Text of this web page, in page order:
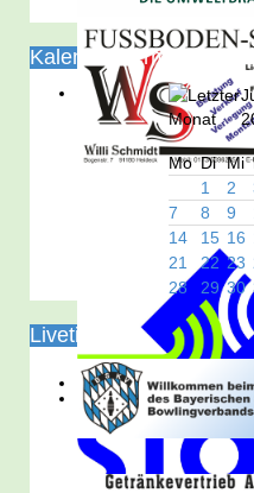
Kalender/Termine
Mo Di Mi
1
2
7
8 9
14
15 16
21
22 23
28
29 30
Liveticker